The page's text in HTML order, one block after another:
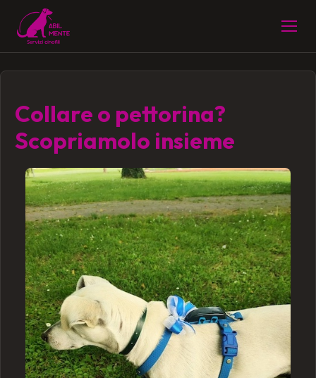
Collare o pettorina?
Scopriamolo insieme